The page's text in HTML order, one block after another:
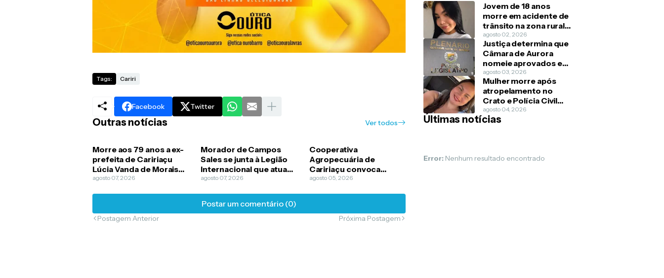
Tags: Cariri
Facebook Twitter
Outras notícias Ver todos
Morre aos 79 anos a ex-
prefeita de Caririaçu
Lúcia Vanda de Morais
Guimarães
agosto 07, 2026
Morador de Campos
Sales se junta à Legião
Internacional que atua
na guerra da Ucrânia
agosto 07, 2026
Cooperativa
Agropecuária de
Caririaçu convoca
cooperados para
agosto 05, 2026
Postar um comentário (0)
Postagem Anterior Próxima Postagem
Jovem de 18 anos
morre em acidente de
trânsito na zona rural
de Barbalha
agosto 02, 2026
Justiça determina que
Câmara de Aurora
nomeie aprovados em
concurso público
agosto 03, 2026
Mulher morre após
atropelamento no
Crato e Polícia Civil
apura possível
feminicídio
agosto 04, 2026
Últimas notícias
Error: Nenhum resultado encontrado